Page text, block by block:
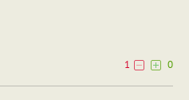
1
0